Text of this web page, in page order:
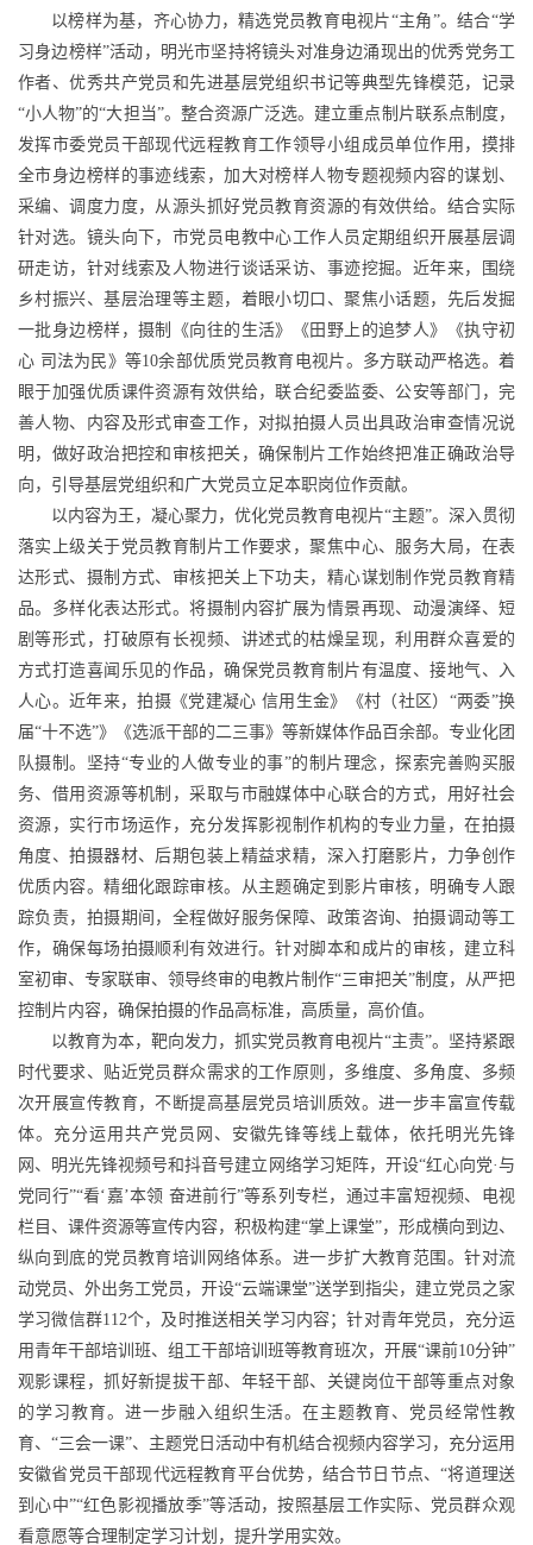
以榜样为基，齐心协力，精选党员教育电视片“主角”。结合“学
习身边榜样”活动，明光市坚持将镜头对准身边涌现出的优秀党务工
作者、优秀共产党员和先进基层党组织书记等典型先锋模范，记录
“小人物”的“大担当”。整合资源广泛选。建立重点制片联系点制度，
发挥市委党员干部现代远程教育工作领导小组成员单位作用，摸排
全市身边榜样的事迹线索，加大对榜样人物专题视频内容的谋划、
采编、调度力度，从源头抓好党员教育资源的有效供给。结合实际
针对选。镜头向下，市党员电教中心工作人员定期组织开展基层调
研走访，针对线索及人物进行谈话采访、事迹挖掘。近年来，围绕
乡村振兴、基层治理等主题，着眼小切口、聚焦小话题，先后发掘
一批身边榜样，摄制《向往的生活》《田野上的追梦人》《执守初
心 司法为民》等10余部优质党员教育电视片。多方联动严格选。着
眼于加强优质课件资源有效供给，联合纪委监委、公安等部门，完
善人物、内容及形式审查工作，对拟拍摄人员出具政治审查情况说
明，做好政治把控和审核把关，确保制片工作始终把准正确政治导
向，引导基层党组织和广大党员立足本职岗位作贡献。
以内容为王，凝心聚力，优化党员教育电视片“主题”。深入贯彻
落实上级关于党员教育制片工作要求，聚焦中心、服务大局，在表
达形式、摄制方式、审核把关上下功夫，精心谋划制作党员教育精
品。多样化表达形式。将摄制内容扩展为情景再现、动漫演绎、短
剧等形式，打破原有长视频、讲述式的枯燥呈现，利用群众喜爱的
方式打造喜闻乐见的作品，确保党员教育制片有温度、接地气、入
人心。近年来，拍摄《党建凝心 信用生金》《村（社区）“两委”换
届“十不选”》《选派干部的二三事》等新媒体作品百余部。专业化团
队摄制。坚持“专业的人做专业的事”的制片理念，探索完善购买服
务、借用资源等机制，采取与市融媒体中心联合的方式，用好社会
资源，实行市场运作，充分发挥影视制作机构的专业力量，在拍摄
角度、拍摄器材、后期包装上精益求精，深入打磨影片，力争创作
优质内容。精细化跟踪审核。从主题确定到影片审核，明确专人跟
踪负责，拍摄期间，全程做好服务保障、政策咨询、拍摄调动等工
作，确保每场拍摄顺利有效进行。针对脚本和成片的审核，建立科
室初审、专家联审、领导终审的电教片制作“三审把关”制度，从严把
控制片内容，确保拍摄的作品高标准，高质量，高价值。
以教育为本，靶向发力，抓实党员教育电视片“主责”。坚持紧跟
时代要求、贴近党员群众需求的工作原则，多维度、多角度、多频
次开展宣传教育，不断提高基层党员培训质效。进一步丰富宣传载
体。充分运用共产党员网、安徽先锋等线上载体，依托明光先锋
网、明光先锋视频号和抖音号建立网络学习矩阵，开设“红心向党·与
党同行”“看‘嘉’本领 奋进前行”等系列专栏，通过丰富短视频、电视
栏目、课件资源等宣传内容，积极构建“掌上课堂”，形成横向到边、
纵向到底的党员教育培训网络体系。进一步扩大教育范围。针对流
动党员、外出务工党员，开设“云端课堂”送学到指尖，建立党员之家
学习微信群112个，及时推送相关学习内容；针对青年党员，充分运
用青年干部培训班、组工干部培训班等教育班次，开展“课前10分钟”
观影课程，抓好新提拔干部、年轻干部、关键岗位干部等重点对象
的学习教育。进一步融入组织生活。在主题教育、党员经常性教
育、“三会一课”、主题党日活动中有机结合视频内容学习，充分运用
安徽省党员干部现代远程教育平台优势，结合节日节点、“将道理送
到心中”“红色影视播放季”等活动，按照基层工作实际、党员群众观
看意愿等合理制定学习计划，提升学用实效。